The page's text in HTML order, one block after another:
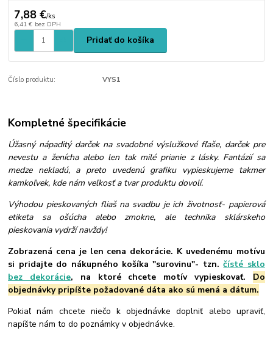
7,88 €/ks
6,41 € bez DPH
Pridať do košíka
Číslo produktu: VYS1
Kompletné špecifikácie
Úžasný nápaditý darček na svadobné výslužkové fľaše, darček pre
nevestu a ženícha alebo len tak milé prianie z lásky. Fantázií sa
medze nekladú, a preto uvedenú grafiku vypieskujeme takmer
kamkoľvek, kde nám veľkosť a tvar produktu dovolí.
Výhodou pieskovaných fliaš na svadbu je ich životnosť- papierová
etiketa sa ošúcha alebo zmokne, ale technika sklárskeho
pieskovania vydrží navždy!
Zobrazená cena je len cena dekorácie. K uvedenému motívu
si pridajte do nákupného košíka "surovinu"- tzn.čísté sklo
bez dekorácie, na ktoré chcete motív vypieskovať. Do
objednávky pripíšte požadované dáta ako sú mená a dátum.
Pokiaľ nám chcete niečo k objednávke doplniť alebo upraviť,
napíšte nám to do poznámky v objednávke.